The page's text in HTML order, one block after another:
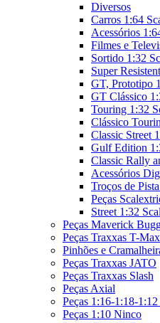
Diversos
Carros 1:64
Acessórios
Filmes e
Sortido 1:32
Super
GT, Prototipo
GT Clássico
Touring 1:32
Clássico
Classic Street
Gulf Edition
Classic Rally
Acessórios
Troços de
Peças
Street 1:32
Peças Maverick
Peças Traxxas T-
Pinhões e
Peças Traxxas JATO
Peças Traxxas Slash
Peças Axial
Peças 1:16-1:18-
Peças 1:10 Ninco